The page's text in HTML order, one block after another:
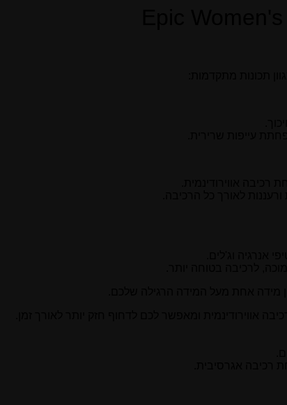
Epic
תכונות מתקדמות:
רכיבה אגרסיבית.